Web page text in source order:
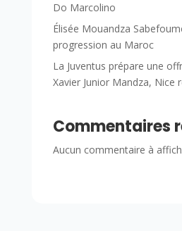
Do Marcolino
Élisée Mouandza
progression au Maroc
La Juventus prépare une
Xavier Junior Mandza, Nice
Commentaires
Aucun commentaire à